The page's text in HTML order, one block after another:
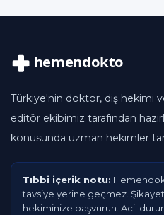
Türkiye'nin doktor, diş hekimi
editör ekibimiz tarafından
konusunda uzman hekimler
Tıbbi içerik notu:
tavsiye yerine geçmez.
hekiminize başvurun. Acil